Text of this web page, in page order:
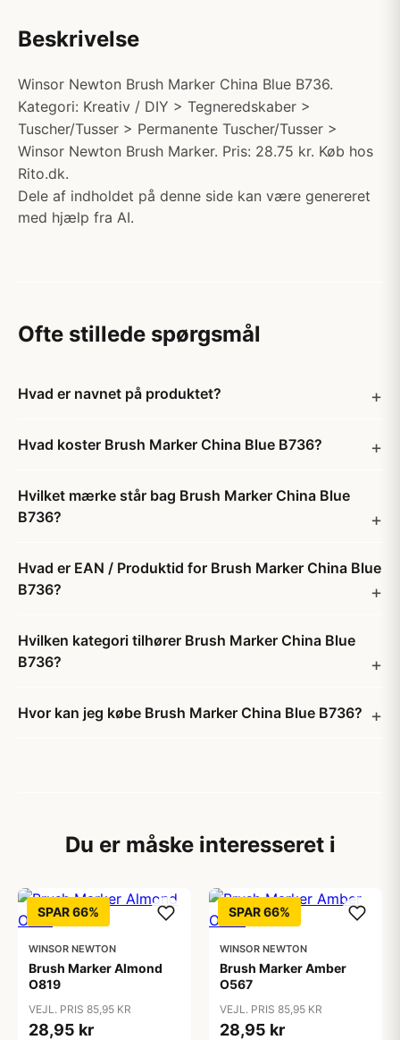
Beskrivelse
Winsor Newton Brush Marker China Blue B736.
Kategori: Kreativ / DIY > Tegneredskaber >
Tuscher/Tusser > Permanente Tuscher/Tusser >
Winsor Newton Brush Marker. Pris: 28.75 kr. Køb hos
Rito.dk.
Dele af indholdet på denne side kan være genereret
med hjælp fra AI.
Ofte stillede spørgsmål
Hvad er navnet på produktet?
Hvad koster Brush Marker China Blue B736?
Hvilket mærke står bag Brush Marker China Blue
B736?
Hvad er EAN / Produktid for Brush Marker China Blue
B736?
Hvilken kategori tilhører Brush Marker China Blue
B736?
Hvor kan jeg købe Brush Marker China Blue B736?
Du er måske interesseret i
SPAR 66%
WINSOR NEWTON
Brush Marker Almond
O819
VEJL. PRIS 85,95 KR
28,95 kr
SPAR 66%
WINSOR NEWTON
Brush Marker Amber
O567
VEJL. PRIS 85,95 KR
28,95 kr